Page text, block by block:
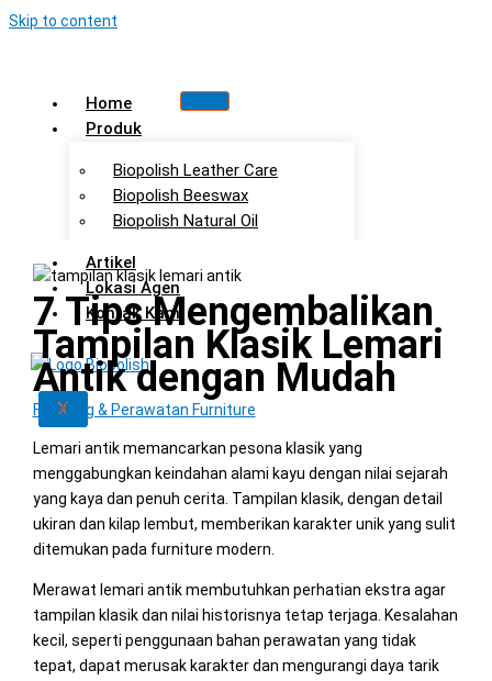
Skip to content
Home
Produk
Biopolish Leather Care
Biopolish Beeswax
Biopolish Natural Oil
Artikel
Lokasi Agen
Kontak Kami
X
7 Tips Mengembalikan
Tampilan Klasik Lemari
Antik dengan Mudah
Finishing & Perawatan Furniture
Lemari antik memancarkan pesona klasik yang
menggabungkan keindahan alami kayu dengan nilai sejarah
yang kaya dan penuh cerita. Tampilan klasik, dengan detail
ukiran dan kilap lembut, memberikan karakter unik yang sulit
ditemukan pada furniture modern.
Merawat lemari antik membutuhkan perhatian ekstra agar
tampilan klasik dan nilai historisnya tetap terjaga. Kesalahan
kecil, seperti penggunaan bahan perawatan yang tidak
tepat, dapat merusak karakter dan mengurangi daya tarik